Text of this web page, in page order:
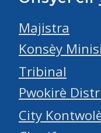
Majistra
Konsèy
Tribinal
Pwokirè
City